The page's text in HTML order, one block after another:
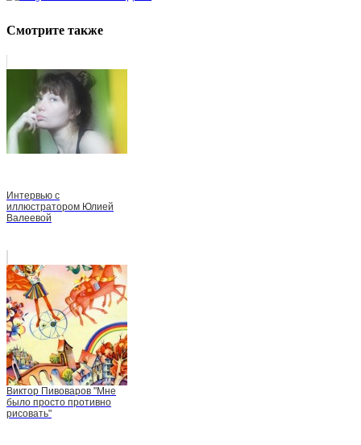
Смотрите также
Интервью с
иллюстратором Юлией
Валеевой
Виктор Пивоваров "Мне
было просто противно
рисовать"